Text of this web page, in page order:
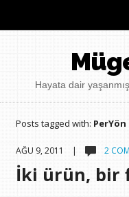
Hayata dair
Posts tagged with: PerYön
AĞU 9, 2011 | 2
İki ürün, bir